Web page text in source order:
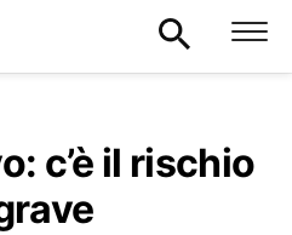
c’è il rischio